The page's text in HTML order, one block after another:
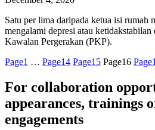
Satu per lima daripada ketua isi rumah
mengalami depresi atau ketidakstabilan
Kawalan Pergerakan (PKP).
Page1 … Page14 Page15 Page16 Page
For collaboration
appearances, trainings
engagements